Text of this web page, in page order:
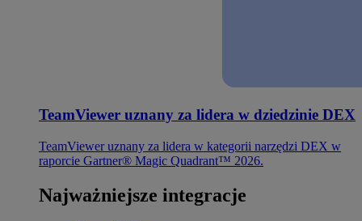
TeamViewer uznany za lidera w dziedzinie DEX
TeamViewer uznany za lidera w kategorii narzędzi DEX w
raporcie Gartner® Magic Quadrant™ 2026.
Najważniejsze integracje